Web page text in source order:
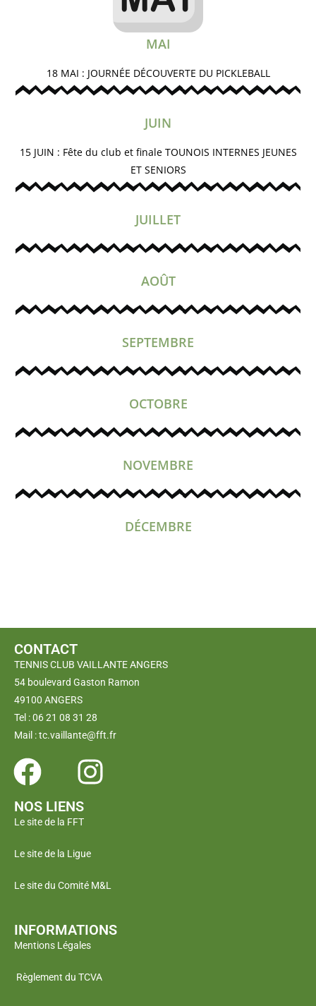
MAI
18 MAI : JOURNÉE DÉCOUVERTE DU PICKLEBALL
JUIN
15 JUIN : Fête du club et finale TOUNOIS INTERNES JEUNES
ET SENIORS
JUILLET
AOÛT
SEPTEMBRE
OCTOBRE
NOVEMBRE
DÉCEMBRE
CONTACT
TENNIS CLUB VAILLANTE ANGERS
54 boulevard Gaston Ramon
49100 ANGERS
Tel : 06 21 08 31 28
Mail : tc.vaillante@fft.fr
NOS LIENS
Le site de la FFT
Le site de la Ligue
Le site du Comité M&L
INFORMATIONS
Mentions Légales
Règlement du TCVA